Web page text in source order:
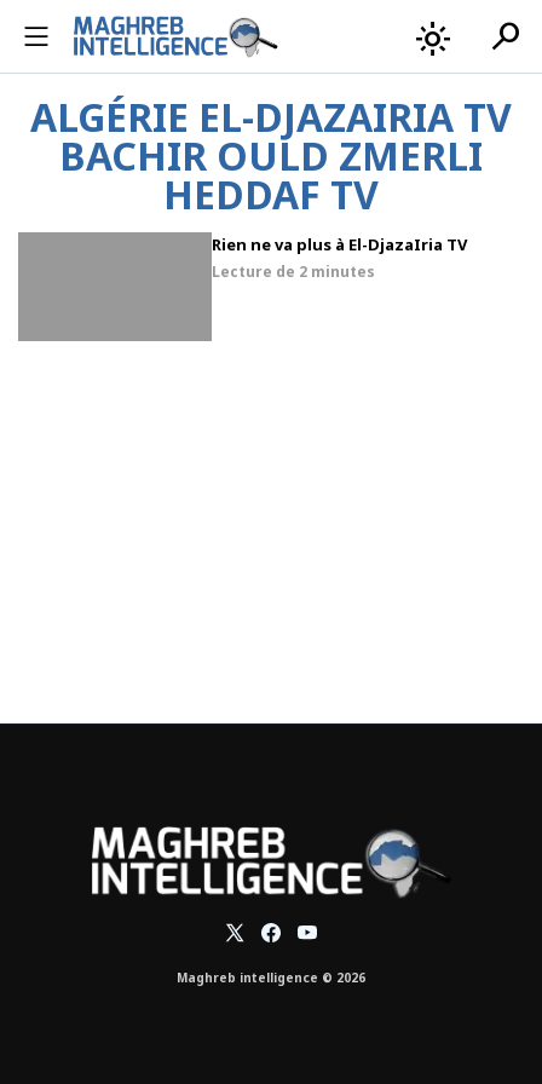
light_mode search
ALGÉRIE EL-DJAZAIRIA TV
BACHIR OULD ZMERLI
HEDDAF TV
Rien ne va plus à El-DjazaIria TV
Lecture de 2 minutes
Maghreb intelligence © 2026